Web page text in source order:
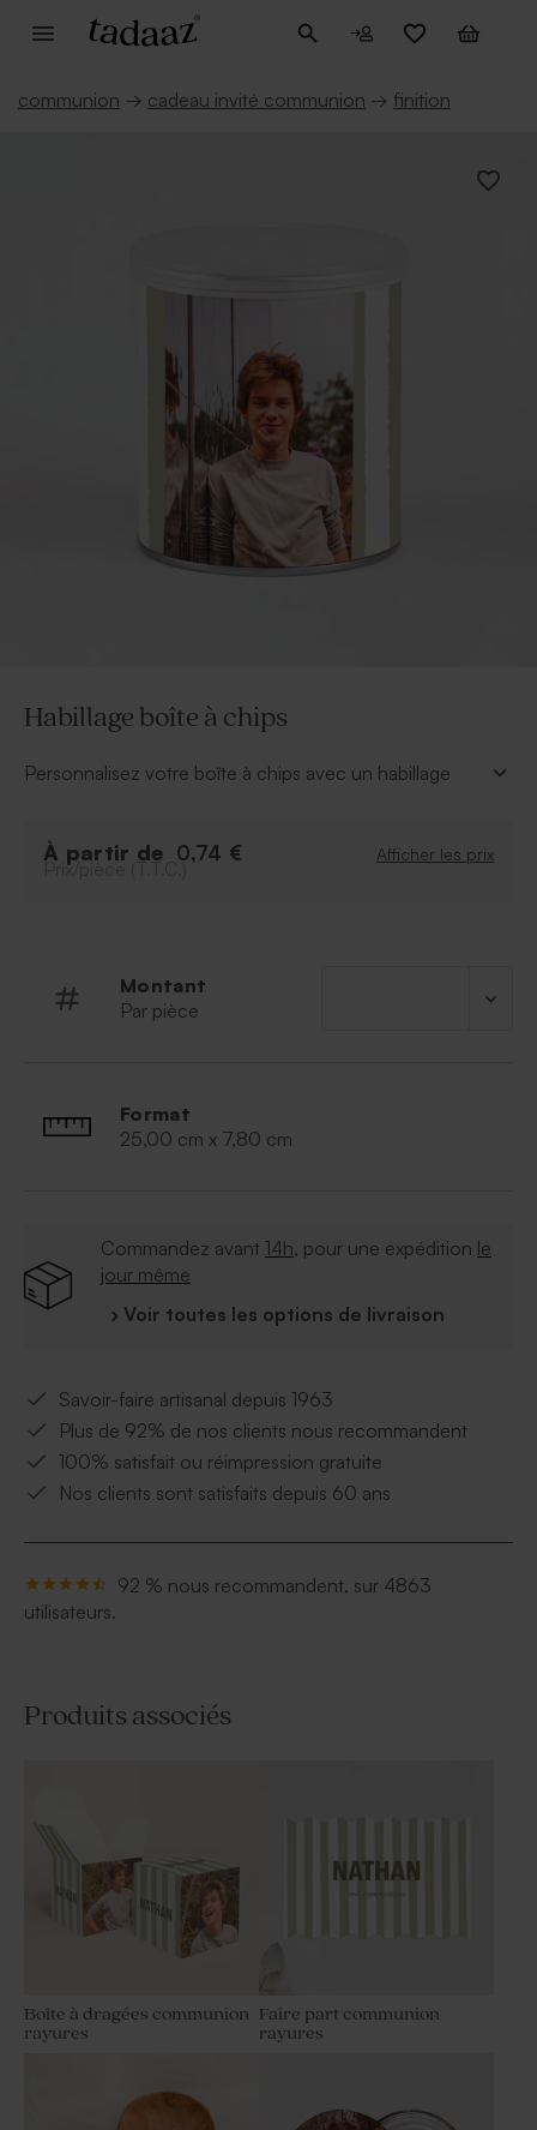
communion → cadeau invité communion → finition
Habillage boîte à chips
Personnalisez votre boîte à chips avec un habillage
À retenir :
À partir de 0,74 € Afficher les prix
Prix/pièce (T.T.C.)
Montant
Par pièce
Format
25,00 cm x 7,80 cm
Commandez avant 14h, pour une expédition le
jour même
› Voir toutes les options de livraison
Savoir-faire artisanal depuis 1963
Plus de 92% de nos clients nous recommandent
100% satisfait ou réimpression gratuite
Nos clients sont satisfaits depuis 60 ans
92 % nous recommandent, sur 4863
utilisateurs.
Produits associés
Boîte à dragées communion
rayures
Faire part communion
rayures